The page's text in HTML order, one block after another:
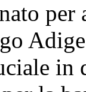
in